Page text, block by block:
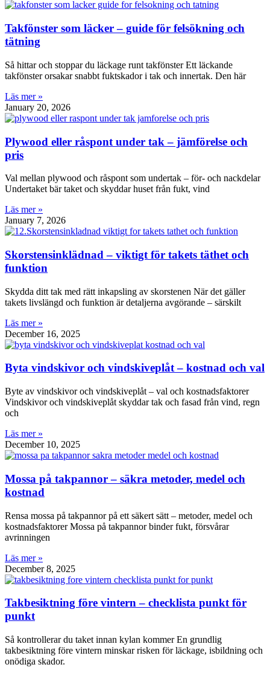
Takfönster som läcker – guide för felsökning och
tätning
Så hittar och stoppar du läckage runt takfönster Ett läckande
takfönster orsakar snabbt fuktskador i tak och innertak. Den här
Läs mer »
January 20, 2026
Plywood eller råspont under tak – jämförelse och
pris
Val mellan plywood och råspont som undertak – för- och nackdelar
Undertaket bär taket och skyddar huset från fukt, vind
Läs mer »
January 7, 2026
Skorstensinklädnad – viktigt för takets täthet och
funktion
Skydda ditt tak med rätt inkapsling av skorstenen När det gäller
takets livslängd och funktion är detaljerna avgörande – särskilt
Läs mer »
December 16, 2025
Byta vindskivor och vindskiveplåt – kostnad och val
Byte av vindskivor och vindskiveplåt – val och kostnadsfaktorer
Vindskivor och vindskiveplåt skyddar tak och fasad från vind, regn
och
Läs mer »
December 10, 2025
Mossa på takpannor – säkra metoder, medel och
kostnad
Rensa mossa på takpannor på ett säkert sätt – metoder, medel och
kostnadsfaktorer Mossa på takpannor binder fukt, försvårar
avrinningen
Läs mer »
December 8, 2025
Takbesiktning före vintern – checklista punkt för
punkt
Så kontrollerar du taket innan kylan kommer En grundlig
takbesiktning före vintern minskar risken för läckage, isbildning och
onödiga skador.